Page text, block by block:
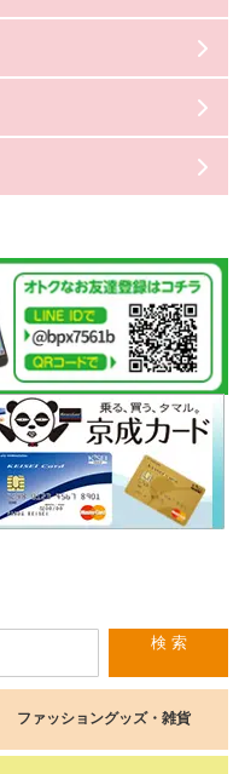
検 索
ファッショングッズ・雑貨